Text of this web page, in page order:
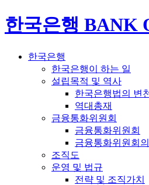
한국은행 BANK
한국은행
한국은행이 하는 일
설립목적 및 역사
한국은행법의 변
역대총재
금융통화위원회
금융통화위원회
금융통화위원회
조직도
운영 및 법규
전략 및 조직가치